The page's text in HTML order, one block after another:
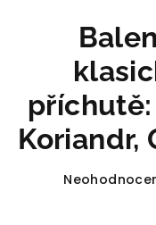
Koriandr,
Průměrné